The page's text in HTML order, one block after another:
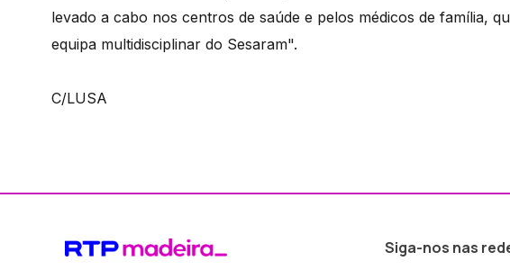
levado a cabo nos centros de saúde e pelos médicos de família,
equipa multidisciplinar do Sesaram".
C/LUSA
Siga-nos nas